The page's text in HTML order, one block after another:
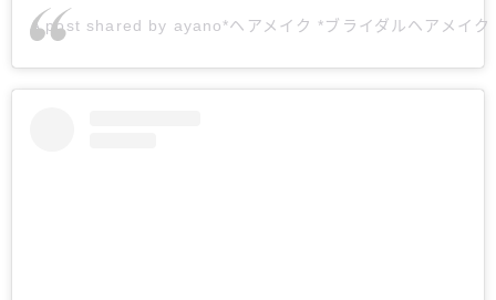
A post shared by ayano*ヘアメイク *ブライダルヘアメイ